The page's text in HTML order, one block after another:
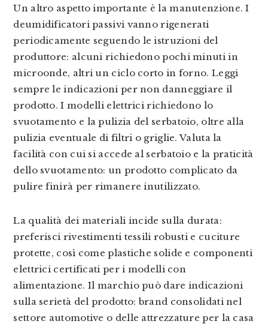
Un altro aspetto importante è la manutenzione. I
deumidificatori passivi vanno rigenerati
periodicamente seguendo le istruzioni del
produttore: alcuni richiedono pochi minuti in
microonde, altri un ciclo corto in forno. Leggi
sempre le indicazioni per non danneggiare il
prodotto. I modelli elettrici richiedono lo
svuotamento e la pulizia del serbatoio, oltre alla
pulizia eventuale di filtri o griglie. Valuta la
facilità con cui si accede al serbatoio e la praticità
dello svuotamento: un prodotto complicato da
pulire finirà per rimanere inutilizzato.
La qualità dei materiali incide sulla durata:
preferisci rivestimenti tessili robusti e cuciture
protette, così come plastiche solide e componenti
elettrici certificati per i modelli con
alimentazione. Il marchio può dare indicazioni
sulla serietà del prodotto: brand consolidati nel
settore automotive o delle attrezzature per la casa